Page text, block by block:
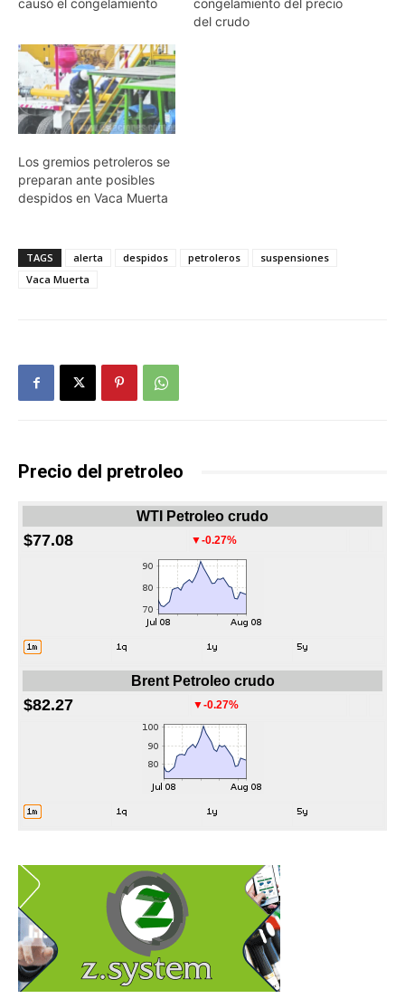
causó el congelamiento
congelamiento del precio
del crudo
Los gremios petroleros se
preparan ante posibles
despidos en Vaca Muerta
TAGS alerta despidos petroleros
suspensiones
Vaca Muerta
Precio del pretroleo
WTI Petroleo crudo
$77.08 ▼-0.27%
Brent Petroleo crudo
$82.27 ▼-0.27%